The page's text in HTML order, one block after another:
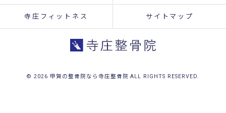
寺庄フィットネス サイトマップ
© 2026 甲賀の整骨院なら寺庄整骨院 ALL RIGHTS RESERVED.